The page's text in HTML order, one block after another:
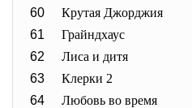
60
Крутая Джорджия
61
Грайндхаус
62
Лиса и дитя
63
Клерки 2
64
Любовь во время